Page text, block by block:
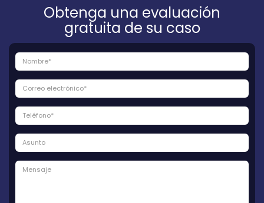
Obtenga una evaluación
gratuita de su caso